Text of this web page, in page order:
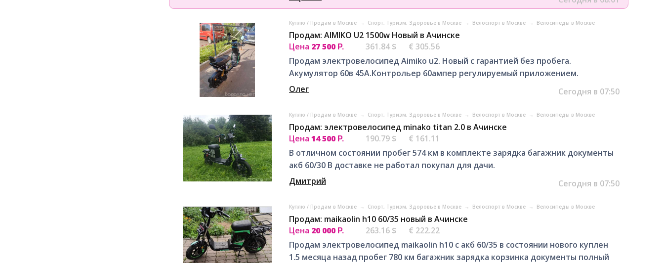
Куплю / Продам в Москве → Спорт, Tуризм, Здоровье в Москве → Велоспорт в Москве → Велосипеды в Москве
Продам: AIMIKO U2 1500w Новый в Ачинске
Цена 27 500 Р. 361.84 $
€ 305.56
Продам электровелосипед Aimiko u2. Новый с гарантией без пробега.
Акумулятор 60в 45А.Контрольер 60ампер регулируемый приложением.
Олег
Сегодня в 07:50
Куплю / Продам в Москве → Спорт, Tуризм, Здоровье в Москве → Велоспорт в Москве → Велосипеды в Москве
Продам: электровелосипед minako titan 2.0 в Ачинске
Цена 14 500 Р. 190.79 $
€ 161.11
В отличном состоянии пробег 574 км в комплекте зарядка багажник документы
акб 60/30 В доставке не работал покупал для дачи.
Дмитрий
Сегодня в 07:50
Куплю / Продам в Москве → Спорт, Tуризм, Здоровье в Москве → Велоспорт в Москве → Велосипеды в Москве
Продам: maikaolin h10 60/35 новый в Ачинске
Цена 20 000 Р. 263.16 $
€ 222.22
Продам электровелосипед maikaolin h10 с акб 60/35 в состоянии нового куплен
1.5 месяца назад пробег 780 км багажник зарядка корзинка документы полный